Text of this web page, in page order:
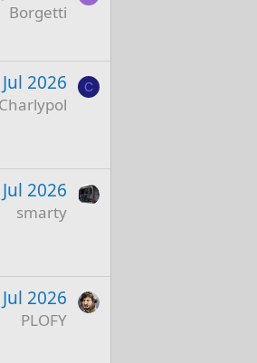
Borgetti
2026
Charlypol
C
2026
smarty
2026
PLOFY